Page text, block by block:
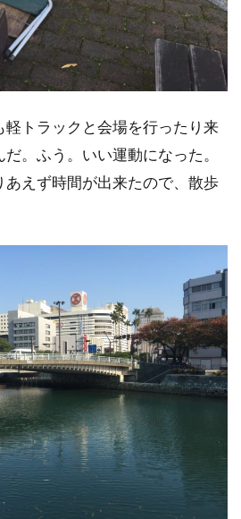
トラックと会場を行ったり来
。ふう。いい運動になった。
あえず時間が出来たので、散歩